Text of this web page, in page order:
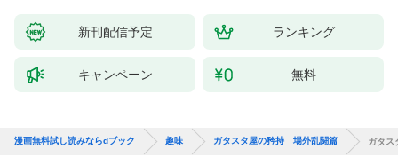
新刊配信予定 ランキング
キャンペーン 無料
漫画無料試し読みならdブック 趣味 ガタスタ屋の矜持 場外乱闘篇 ガタ